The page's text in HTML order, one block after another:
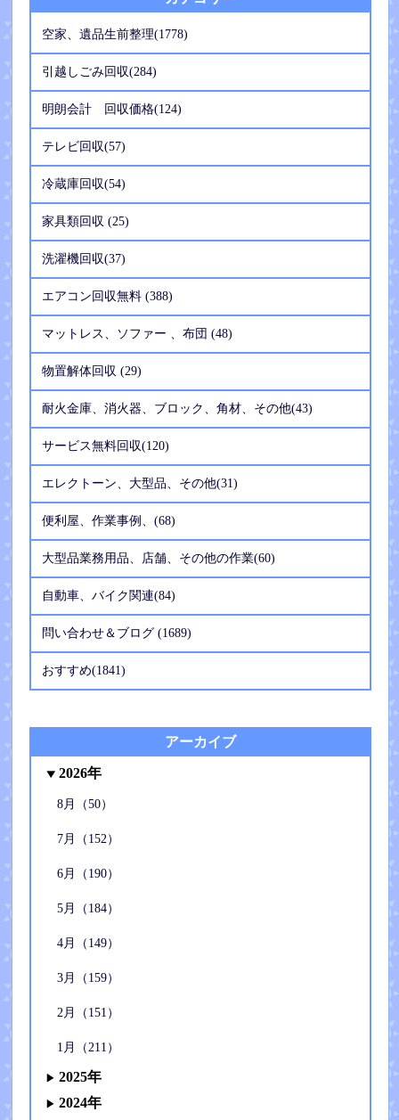
空家、遺品生前整理(1778)
引越しごみ回収(284)
明朗会計 回収価格(124)
テレビ回収(57)
冷蔵庫回収(54)
家具類回収 (25)
洗濯機回収(37)
エアコン回収無料 (388)
マットレス、ソファー 、布団 (48)
物置解体回収 (29)
耐火金庫、消火器、ブロック、角材、その他(43)
サービス無料回収(120)
エレクトーン、大型品、その他(31)
便利屋、作業事例、(68)
大型品業務用品、店舗、その他の作業(60)
自動車、バイク関連(84)
問い合わせ＆ブログ (1689)
おすすめ(1841)
アーカイブ
2026年
8月（50）
7月（152）
6月（190）
5月（184）
4月（149）
3月（159）
2月（151）
1月（211）
2025年
2024年